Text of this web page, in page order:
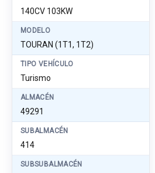
140CV 103KW
MODELO
TOURAN (1T1, 1T2)
TIPO VEHÍCULO
Turismo
ALMACÉN
49291
SUBALMACÉN
414
SUBSUBALMACÉN